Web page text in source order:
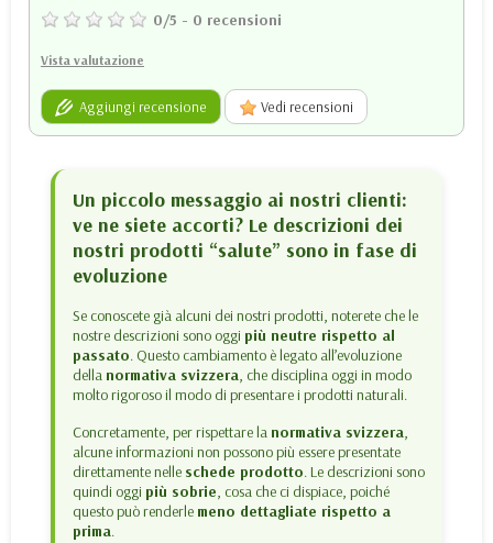
0/5 - 0 recensioni
Vista valutazione
Aggiungi recensione Vedi recensioni
Un piccolo messaggio ai nostri clienti:
ve ne siete accorti? Le descrizioni dei
nostri prodotti “salute” sono in fase di
evoluzione
Se conoscete già alcuni dei nostri prodotti, noterete che le
nostre descrizioni sono oggi più neutre rispetto al
passato. Questo cambiamento è legato all’evoluzione
della normativa svizzera, che disciplina oggi in modo
molto rigoroso il modo di presentare i prodotti naturali.
Concretamente, per rispettare la normativa svizzera,
alcune informazioni non possono più essere presentate
direttamente nelle schede prodotto. Le descrizioni sono
quindi oggi più sobrie, cosa che ci dispiace, poiché
questo può renderle meno dettagliate rispetto a
prima.